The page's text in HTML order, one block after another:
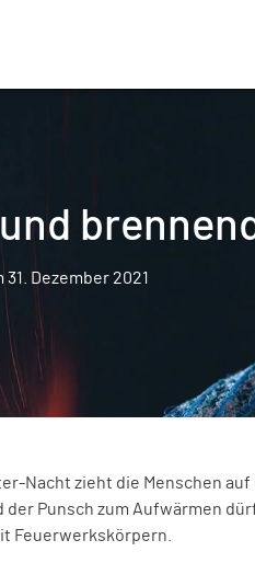
Dezember 2021
Nacht zieht die Menschen
Punsch zum Aufwärmen
Feuerwerkskörpern.